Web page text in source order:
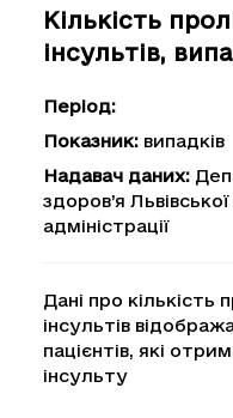
Кількість
інсультів,
Період:
Показник: випадків
Надавач даних:
здоров’я
адміністрації
Дані про кількість
інсультів
пацієнтів, які
інсульту